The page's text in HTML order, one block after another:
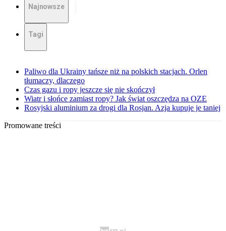
Najnowsze
Tagi
Paliwo dla Ukrainy tańsze niż na polskich stacjach. Orlen
tłumaczy, dlaczego
Czas gazu i ropy jeszcze się nie skończył
Wiatr i słońce zamiast ropy? Jak świat oszczędza na OZE
Rosyjski aluminium za drogi dla Rosjan. Azja kupuje je taniej
Promowane treści